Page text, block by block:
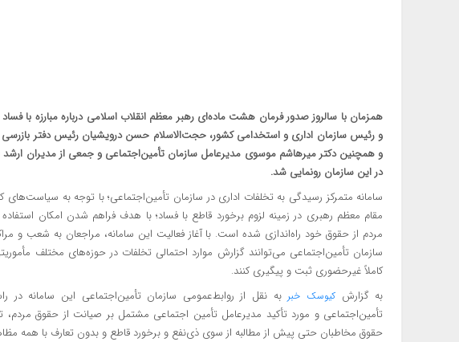
همزمان با سالروز صدور فرمان هشت ماده‌ای رهبر معظم انقلاب اسلامی درباره مبارزه با
و رئیس سازمان اداری و استخدامی کشور، حجت‌الاسلام حسن درویشیان رئیس دفتر بازرسی و
و همچنین دکتر میرهاشم موسوی مدیرعامل سازمان تأمین‌اجتماعی و جمعی از مدیران ارشد
در این سازمان رونمایی شد.
سامانه متمرکز رسیدگی به تخلفات اداری در سازمان تأمین‌اجتماعی؛ با توجه به
مقام معظم رهبری در زمینه لزوم برخورد قاطع با فساد؛ با هدف فراهم شدن امکان
مردم از حقوق خود راه‌اندازی شده است. با آغاز فعالیت این سامانه، مراجعان به شعب و
سازمان تأمین‌اجتماعی می‌توانند گزارش‌ موارد احتمالی تخلفات در حوزه‌های مختلف
کاملاً غیرحضوری ثبت و پیگیری کنند.
به گزارشکیوسک خبر به نقل از روابط‌عمومی سازمان تأمین‌اجتماعی این سامانه در
تأمین‌اجتماعی و مورد تأکید مدیرعامل تأمین اجتماعی مشتمل بر صیانت از حقوق مردم،
حقوق مخاطبان حتی پیش از مطالبه از سوی ذی‌نفع و برخورد قاطع و بدون تعارف با همه